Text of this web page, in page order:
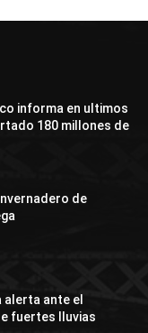
informa en ultimos
180 millones de
de
alerta ante el
fuertes lluvias